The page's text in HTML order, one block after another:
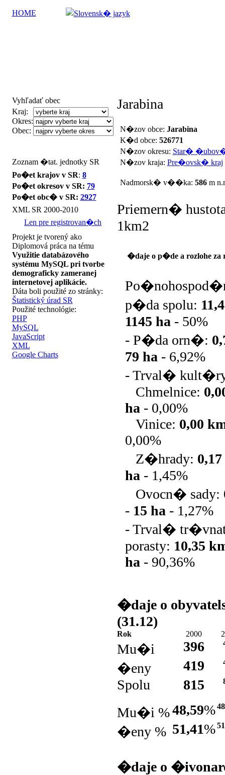
HOME
Vyhľadať obec
Kraj:
Okres:
Obec:
Zoznam �tat. jednotky SR
Po�et krajov v SR: 8
Po�et okresov v SR: 79
Po�et obc� v SR: 2927
XML SR 2000-2010
Len pre registrovan�ch
Projekt je tvorený ako
Diplomová práca na tému
Využitie databázového
systému MySQL pri tvorbe
demograficky zameranej
internetovej aplikácie.
Dáta boli použité zo stránky:
Štatistický úrad SR
Použité technológie:
PHP
MySQL
JavaScript
XML
Google Charts
Jarabina
N�zov obce: Jarabina
K�d obce: 526771
N�zov okresu: Star�
N�zov kraja: Pre�ovsk� kraj
Nadmorsk� v��ka: 586m
Priemern�
1km2
�daje o p�de a rozlohe za
p�da spolu:
1145 ha - 50%
- P�da orn�:
79 ha - 6,92%
- Trval�
Chmelnice:
ha - 0,00%
Vinice: 0,00
0,00%
Z�hrady:
ha - 1,45%
Ovocn� sady:
- 15 ha - 1,27%
- Trval�
porasty: 10,35
ha - 90,36%
�daje o
(31.12)
Rok 2000
Mu�i 396
�eny 419
Spolu 815
Mu�i %48,59%
�eny % 51,41%
�daje o